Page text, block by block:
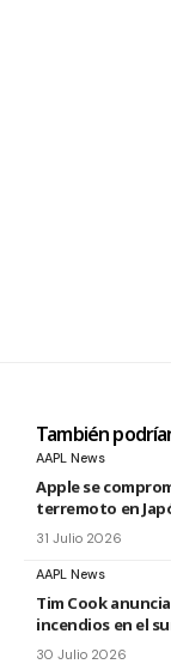
También
AAPL News
Apple se
terremoto en
31 Julio 2026
AAPL News
Tim Cook
incendios en el
30 Julio 2026